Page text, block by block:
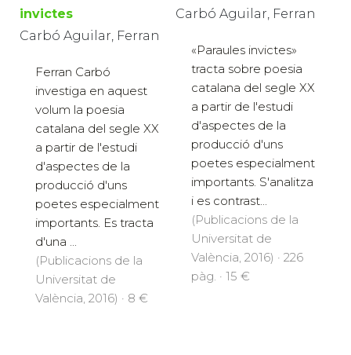
invictes
Carbó Aguilar, Ferran
Ferran Carbó
investiga en aquest
volum la poesia
catalana del segle XX
a partir de l'estudi
d'aspectes de la
producció d'uns
poetes especialment
importants. Es tracta
d'una ...
(Publicacions de la
Universitat de
València, 2016) · 8 €
Carbó Aguilar, Ferran
«Paraules invictes»
tracta sobre poesia
catalana del segle XX
a partir de l'estudi
d'aspectes de la
producció d'uns
poetes especialment
importants. S'analitza
i es contrast...
(Publicacions de la
Universitat de
València, 2016) · 226
pàg. · 15 €